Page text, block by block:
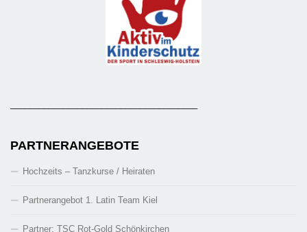
PARTNERANGEBOTE
Hochzeits – Tanzkurse / Heiraten
Partnerangebot 1. Latin Team Kiel
Partner: TSC Rot-Gold Schönkirchen